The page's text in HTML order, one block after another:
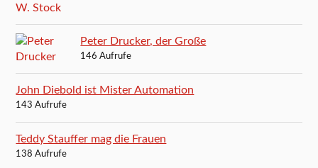
Peter Drucker, der Große
146 Aufrufe
John Diebold ist Mister Automation
143 Aufrufe
Teddy Stauffer mag die Frauen
138 Aufrufe